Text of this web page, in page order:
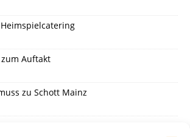
Auftakt
zu Schott Mainz